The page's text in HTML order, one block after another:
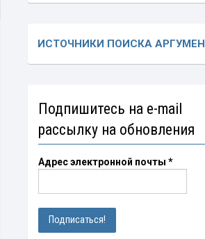
ИСТОЧНИКИ ПОИСКА
Подпишитесь на e-mail
рассылку на обновления
Адрес электронной почты *